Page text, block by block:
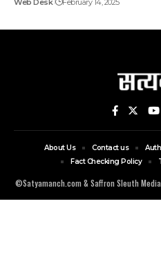
©Satyamanch.com & Saffron Sleuth
About Us Contact us
Fact Checking Policy